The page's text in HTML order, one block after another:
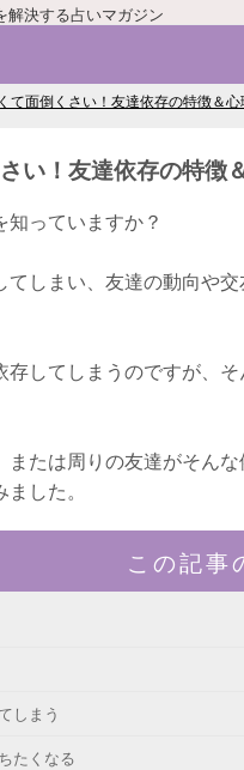
解決する占いマガジン
て面倒くさい！友達依存の特徴＆心
い！友達依存の特徴
知っていますか？
てしまい、友達の動向や
存してしまうのですが、
たは周りの友達がそん
した。
この記事
しまう
たくなる